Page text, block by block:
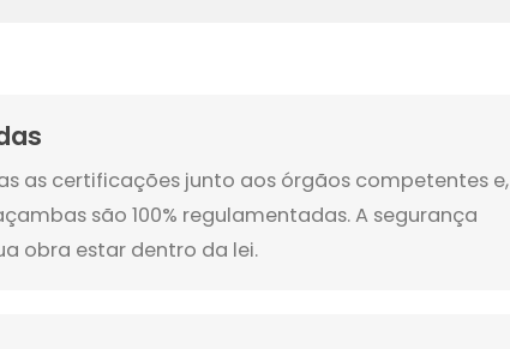
as certificações junto aos órgãos competentes e,
são 100% regulamentadas. A segurança
obra estar dentro da lei.